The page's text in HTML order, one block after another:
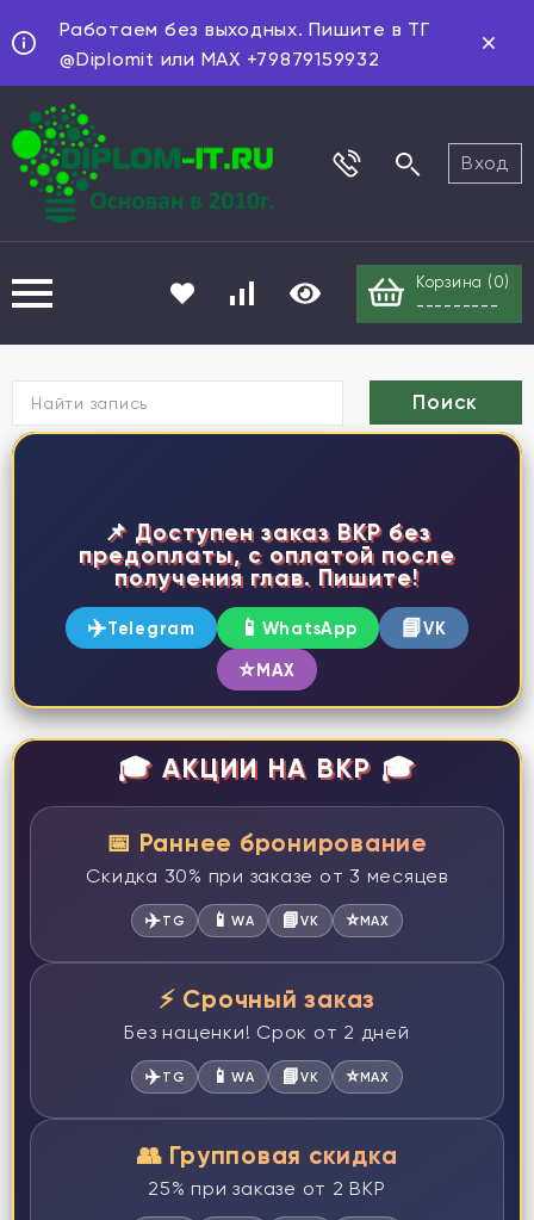
Работаем без выходных. Пишите в ТГ
@Diplomit или MAX +79879159932
Вход
Корзина ( 0)
---------
📌 Доступен заказ ВКР без
предоплаты, с оплатой после
получения глав. Пишите!
✈️Telegram 📱 WhatsApp 📘VK
⭐MAX
🎓 АКЦИИ НА ВКР 🎓
📅 Раннее бронирование
Скидка 30% при заказе от 3 месяцев
✈️TG 📱WA 📘VK ⭐MAX
⚡ Срочный заказ
Без наценки! Срок от 2 дней
✈️TG 📱WA 📘VK ⭐MAX
👥 Групповая скидка
25% при заказе от 2 ВКР